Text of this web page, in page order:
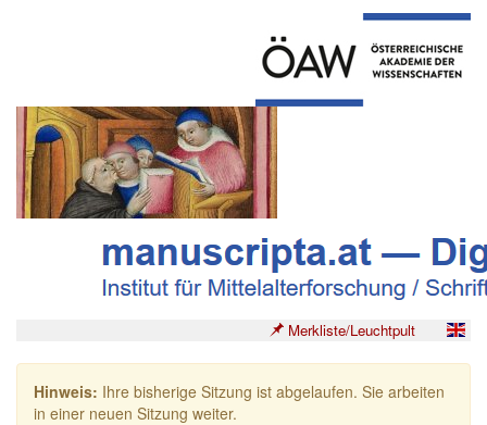
Merkliste/Leuchtpult
Hinweis: Ihre bisherige Sitzung ist abgelaufen. Sie arbeiten
in einer neuen Sitzung weiter.